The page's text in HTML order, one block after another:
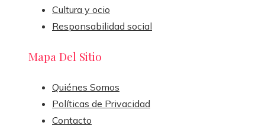
Cultura y ocio
Responsabilidad social
Mapa Del Sitio
Quiénes Somos
Políticas de Privacidad
Contacto